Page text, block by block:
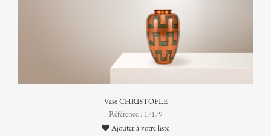
Vase CHRISTOFLE
Référence : 17179
Ajouter à votre liste